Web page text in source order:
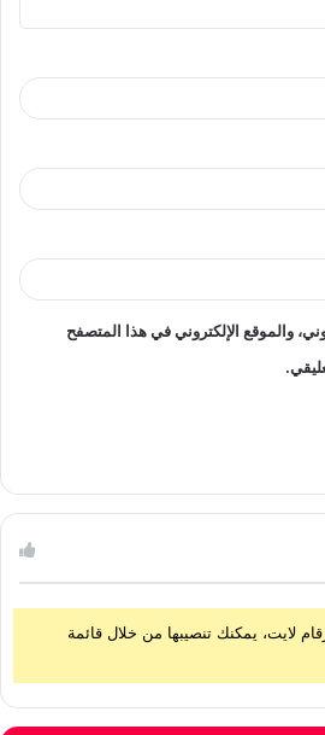
والموقع الإلكتروني في هذا المتصفح
لايت، يمكنك تنصيبها من خلال قائمة